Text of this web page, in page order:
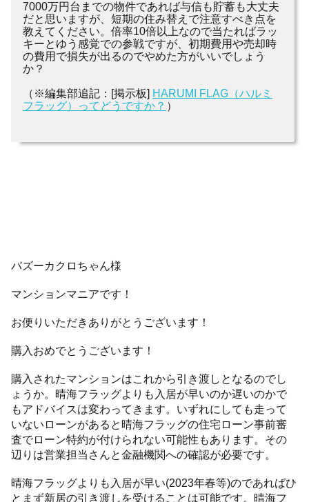
7000万円台までの物件であれば与信も貯蓄も大丈夫
だと思いますが、短期の住み替えで注意すべき点を
教えてください。倍率10倍以上なので当たればラッ
キーとゆう感覚での参戦ですが、初期費用や売却時
の費用で損失が出るのでやめた方がいいでしょう
か？
（※編集部追記：[掲示板] HARUMI FLAG（ハルミ
フラッグ）ってどうですか？ ）
バズーカクロちゃん様
マンションマニアです！
お便りいただきありがとうございます！
購入おめでとうございます！
購入されたマンションはこれから引き渡しとなるのでし
ょうか。晴海フラッグよりも入居が早いのか遅いのかで
もアドバイスは変わってきます。いずれにしても走って
いないローンがあると晴海フラッグの住宅ローン事前審
査でローン特約が付けられない可能性もあります。その
辺りは営業担当さんと金融機関への確認が必要です。
晴海フラッグよりも入居が早い(2023年春等)のであればひ
とまず新居の引き渡しを受けることは可能です。晴海フ